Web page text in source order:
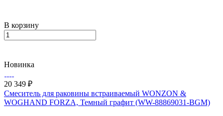
В корзину
Новинка
20 349 ₽
Смеситель для раковины встраиваемый WONZON &
WOGHAND FORZA, Темный графит (WW-88869031-BGM)